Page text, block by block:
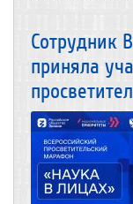
Сотрудник
приняла